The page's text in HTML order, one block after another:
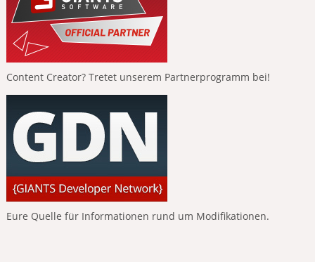
Content Creator? Tretet unserem Partnerprogramm bei!
Eure Quelle für Informationen rund um Modifikationen.